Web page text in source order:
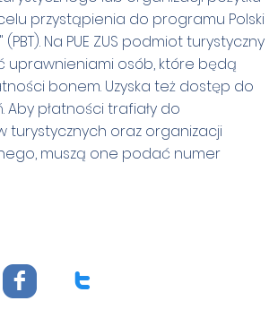
przystąpienia do programu Polski
Na PUE ZUS podmiot turystyczny
uprawnieniami osób, które będą
bonem. Uzyska też dostęp do
Aby płatności trafiały do
turystycznych oraz organizacji
muszą one podać numer
F T